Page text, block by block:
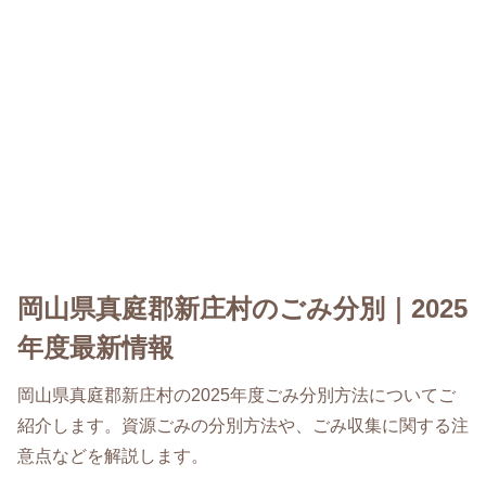
岡山県真庭郡新庄村のごみ分別｜2025
年度最新情報
岡山県真庭郡新庄村の2025年度ごみ分別方法についてご
紹介します。資源ごみの分別方法や、ごみ収集に関する注
意点などを解説します。